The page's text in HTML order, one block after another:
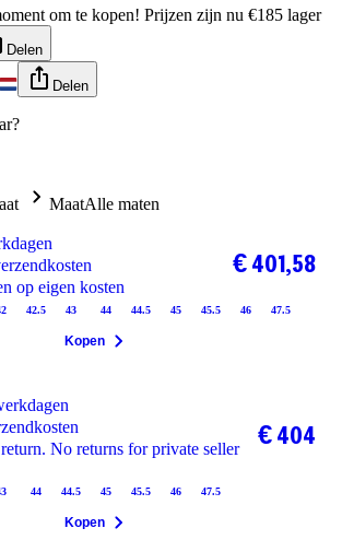
om te kopen! Prijzen zijn nu €185 lager
Delen
Delen
MaatAlle maten
op eigen kosten
42.5 43 44 44.5 45 45.5 46 47.5
€ 401,58
Kopen
No returns for private seller
44 44.5 45 45.5 46 47.5
€ 404
Kopen